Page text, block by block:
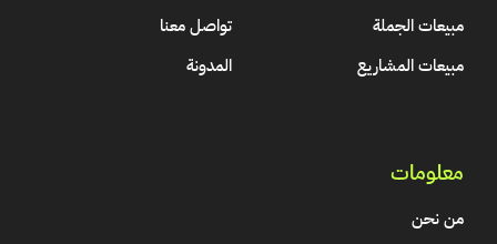
مبيعات الجملة
مبيعات المشاريع
تواصل معنا
المدونة
معلومات
من نحن